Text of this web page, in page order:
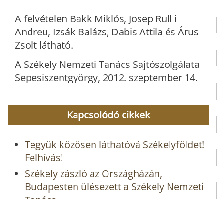
A felvételen Bakk Miklós, Josep Rull i
Andreu, Izsák Balázs, Dabis Attila és Árus
Zsolt látható.
A Székely Nemzeti Tanács Sajtószolgálata
Sepesiszentgyörgy, 2012. szeptember 14.
Kapcsolódó cikkek
Tegyük közösen láthatóvá Székelyföldet!
Felhívás!
Székely zászló az Országházán,
Budapesten ülésezett a Székely Nemzeti